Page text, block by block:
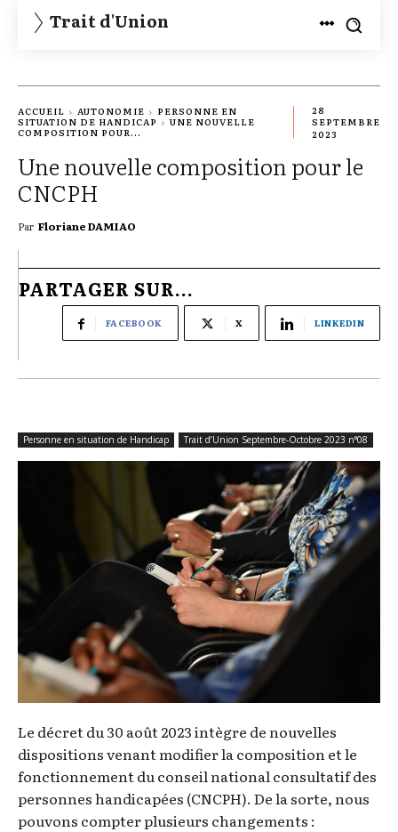
Trait d'Union
ACCUEIL AUTONOMIE
PERSONNE EN
SITUATION DE HANDICAP
UNE NOUVELLE
COMPOSITION POUR...
28
SEPTEMBRE
2023
Une nouvelle composition pour le
CNCPH
Par Floriane DAMIAO
PARTAGER SUR...
FACEBOOK X LINKEDIN
Personne en situation de Handicap Trait d’Union Septembre-Octobre 2023 n°08
Le décret du 30 août 2023 intègre de nouvelles
dispositions venant modifier la composition et le
fonctionnement du conseil national consultatif des
personnes handicapées (CNCPH). De la sorte, nous
pouvons compter plusieurs changements :